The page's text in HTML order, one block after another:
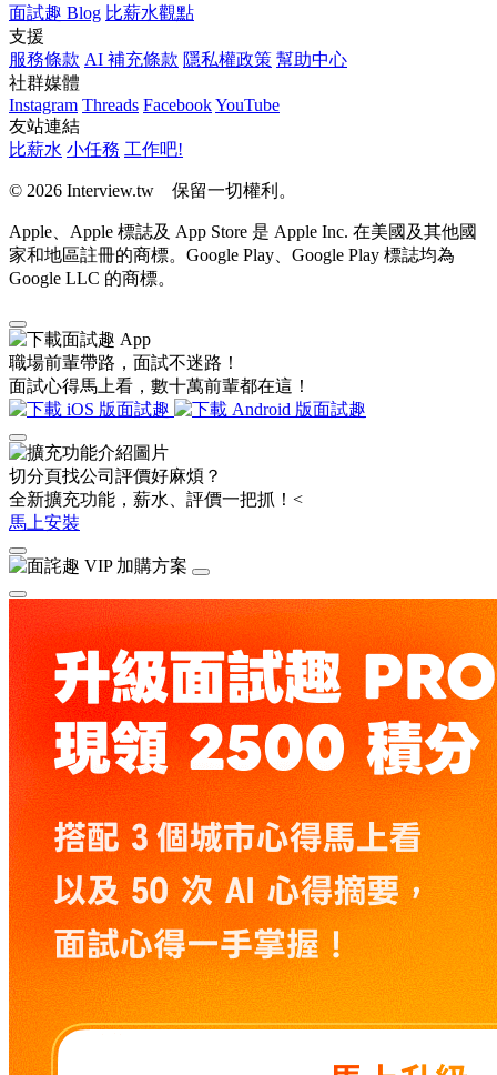
面試趣 Blog 比薪水觀點
支援
服務條款 AI 補充條款 隱私權政策 幫助中心
社群媒體
Instagram Threads FacebookYouTube
友站連結
比薪水 小任務 工作吧!
© 2026 Interview.tw 保留一切權利。
Apple、Apple 標誌及 App Store 是 Apple Inc. 在美國及其他國
家和地區註冊的商標。Google Play、Google Play 標誌均為
Google LLC 的商標。
職場前輩帶路，面試不迷路！
面試心得馬上看，數十萬前輩都在這！
切分頁找公司評價好麻煩？
全新擴充功能，薪水、評價一把抓！<
馬上安裝